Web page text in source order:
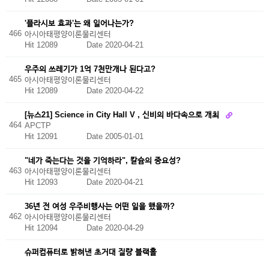
466
'플라시보 효과'는 왜 일어나는가?
아시아태평양이론물리센터
Hit 12089 Date 2020-04-21
465
우주의 쓰레기가 1억 7천만개나 된다고?
아시아태평양이론물리센터
Hit 12089 Date 2020-04-22
464
[뉴스21] Science in City Hall V , 신비의 바다속으로 개최
APCTP
Hit 12091
Date 2005-01-01
463
"네가 죽는다는 것을 기억하라", 칼슘의 중요성?
아시아태평양이론물리센터
Hit 12093 Date 2020-04-21
462
36년 전 여성 우주비행사는 어떤 일을 했을까?
아시아태평양이론물리센터
Hit 12094 Date 2020-04-29
슈퍼컴퓨터로 밝혀낸 초거대 질량 블랙홀